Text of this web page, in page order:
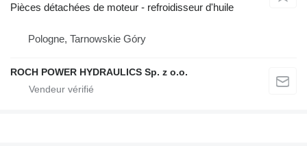
Pièces détachées de moteur - refroidisseur d'huile
Pologne, Tarnowskie Góry
ROCH POWER HYDRAULICS Sp. z o.o.